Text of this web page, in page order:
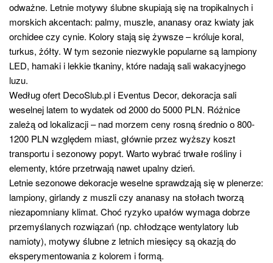
odważne. Letnie motywy ślubne skupiają się na tropikalnych i
morskich akcentach: palmy, muszle, ananasy oraz kwiaty jak
orchidee czy cynie. Kolory stają się żywsze – króluje koral,
turkus, żółty. W tym sezonie niezwykle popularne są lampiony
LED, hamaki i lekkie tkaniny, które nadają sali wakacyjnego
luzu.
Według ofert DecoSlub.pl i Eventus Decor, dekoracja sali
weselnej latem to wydatek od 2000 do 5000 PLN. Różnice
zależą od lokalizacji – nad morzem ceny rosną średnio o 800-
1200 PLN względem miast, głównie przez wyższy koszt
transportu i sezonowy popyt. Warto wybrać trwałe rośliny i
elementy, które przetrwają nawet upalny dzień.
Letnie sezonowe dekoracje weselne sprawdzają się w plenerze:
lampiony, girlandy z muszli czy ananasy na stołach tworzą
niezapomniany klimat. Choć ryzyko upałów wymaga dobrze
przemyślanych rozwiązań (np. chłodzące wentylatory lub
namioty), motywy ślubne z letnich miesięcy są okazją do
eksperymentowania z kolorem i formą.